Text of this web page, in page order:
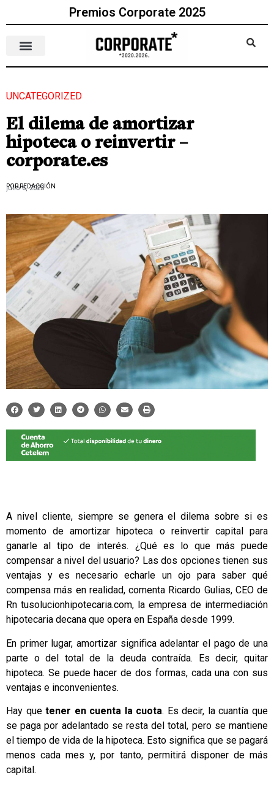
Premios Corporate 2025
UNCATEGORIZED
El dilema de amortizar
hipoteca o reinvertir –
corporate.es
POR REDACCIÓN
julio 6, 2023
A nivel cliente, siempre se genera el dilema sobre si es
momento deamortizar hipoteca o reinvertir capital para
ganarle al tipo de interés. ¿Qué es lo que más puede
compensar a nivel del usuario? Las dos opciones tienen sus
ventajas y es necesario echarle un ojo para saber qué
compensa más en realidad, comenta Ricardo Gulias, CEO de
Rn tusolucionhipotecaria.com, la empresa de intermediación
hipotecaria decana que opera en España desde 1999.
En primer lugar, amortizar significa adelantar el pago de una
parte o del total de la deuda contraída. Es decir, quitar
hipoteca. Se puede hacer de dos formas, cada una con sus
ventajas e inconvenientes.
Hay quetener en cuenta la cuota. Es decir, la cuantía que
se paga por adelantado se resta del total, pero se mantiene
el tiempo de vida de la hipoteca. Esto significa que se pagará
menos cada mes y, por tanto, permitirá disponer de más
capital.